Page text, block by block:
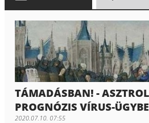
TÁMADÁSBAN! -
PROGNÓZIS VÍRUS-
2020.07.10. 07:55